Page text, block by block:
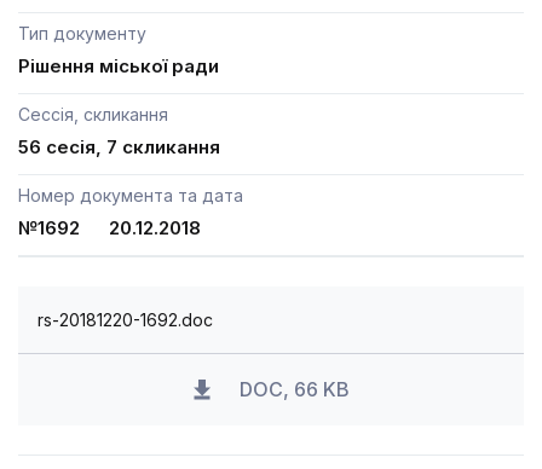
Тип документу
Рішення міської ради
Сессія, скликання
56 сесія, 7 скликання
Номер документа та дата
№1692 20.12.2018
rs-20181220-1692.doc
DOC, 66 KB